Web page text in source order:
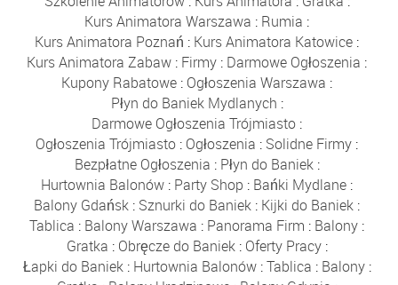
Kurs Animatora Warszawa : Rumia :
Kurs Animatora Poznań : Kurs Animatora Katowice :
Kurs Animatora Zabaw : Firmy : Darmowe Ogłoszenia :
Kupony Rabatowe : Ogłoszenia Warszawa :
Płyn do Baniek Mydlanych :
Darmowe Ogłoszenia Trójmiasto :
Ogłoszenia Trójmiasto : Ogłoszenia : Solidne Firmy :
Bezpłatne Ogłoszenia : Płyn do Baniek:
Hurtownia Balonów : Party Shop : Bańki Mydlane :
Balony Gdańsk : Sznurki do Baniek : Kijki do Baniek :
Tablica : Balony Warszawa : Panorama Firm : Balony :
Gratka : Obręcze do Baniek: Oferty Pracy:
Łapki do Baniek: Hurtownia Balonów:Tablica : Balony: